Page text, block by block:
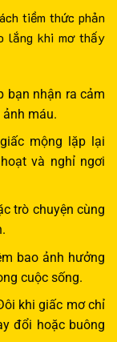
tiềm thức phản
lắng khi mơ thấy
bạn nhận ra cảm
máu.
mộng lặp lại
và nghỉ ngơi
trò chuyện cùng
bao ảnh hưởng
cuộc sống.
khi giấc mơ chỉ
đổi hoặc buông